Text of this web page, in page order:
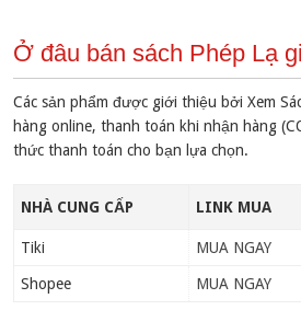
Ở đâu bán sách Phép Lạ
Các sản phẩm được giới thiệu bởi Xem
hàng online, thanh toán khi nhận hàng
thức thanh toán cho bạn lựa chọn.
NHÀ CUNG CẤP LINK MUA
Tiki MUA NGAY
Shopee MUA NGAY